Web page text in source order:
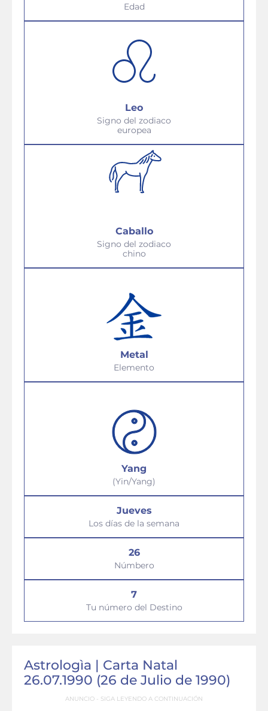
Edad
Leo
Signo del zodiaco
europea
Caballo
Signo del zodiaco
chino
Metal
Elemento
Yang
(Yin/Yang)
Jueves
Los días de la semana
26
Númbero
7
Tu número del Destino
Astrologìa | Carta Natal
26.07.1990 (26 de Julio de 1990)
ANUNCIO - SIGA LEYENDO A CONTINUACIÓN